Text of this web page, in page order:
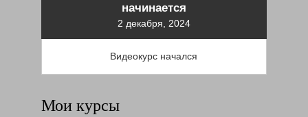
начинается
2 декабря, 2024
Видеокурс начался
Мои курсы